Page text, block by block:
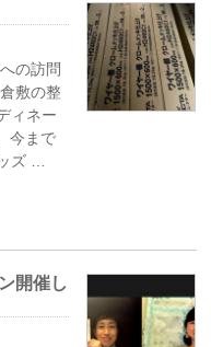
の訪問
敷の整
ィネー
今まで
ズ …
開催し